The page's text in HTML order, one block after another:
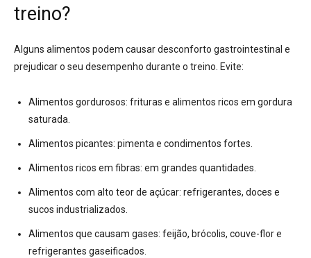
treino?
Alguns alimentos podem causar desconforto gastrointestinal e
prejudicar o seu desempenho durante o treino. Evite:
Alimentos gordurosos: frituras e alimentos ricos em gordura
saturada.
Alimentos picantes: pimenta e condimentos fortes.
Alimentos ricos em fibras: em grandes quantidades.
Alimentos com alto teor de açúcar: refrigerantes, doces e
sucos industrializados.
Alimentos que causam gases: feijão, brócolis, couve-flor e
refrigerantes gaseificados.